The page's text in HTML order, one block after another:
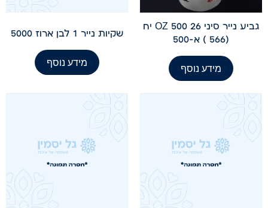
גביע נייר סיני 26 OZ 500 יח
(566 ) א-500
מידע נוסף
שקיות נייר 1 לבן ארוז 5000
מידע נוסף